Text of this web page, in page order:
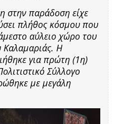
στην παράδοση είχε
πλήθος κόσμου που
αύλειο χώρο του
Καλαμαριάς. Η
για πρώτη (1η)
Σύλλογο
με μεγάλη